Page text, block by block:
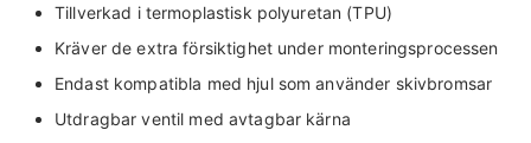
Tillverkad i termoplastisk polyuretan (TPU)
Kräver de extra försiktighet under monteringsprocessen
Endast kompatibla med hjul som använder skivbromsar
Utdragbar ventil med avtagbar kärna